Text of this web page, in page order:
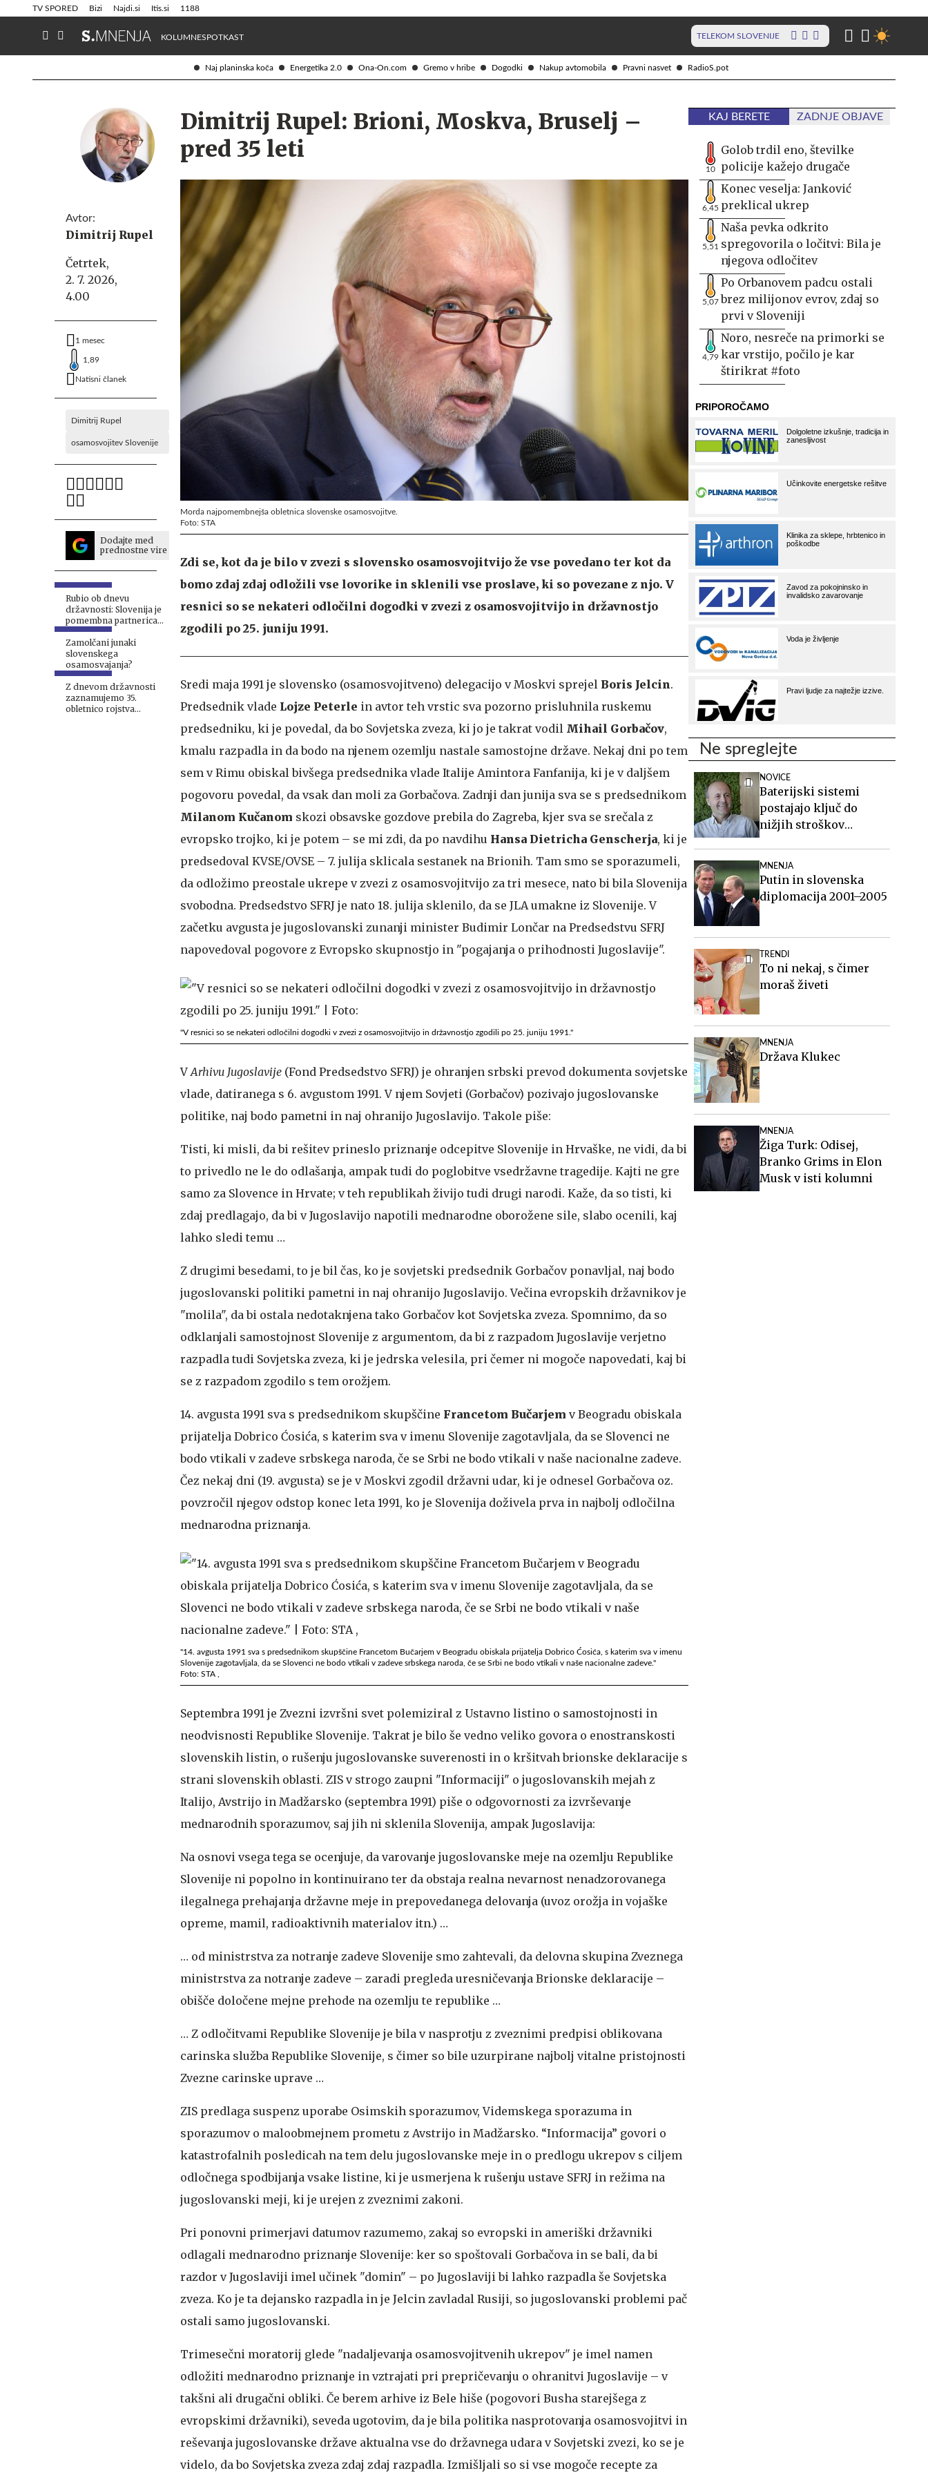
Naj planinska koča Energetika 2.0 Ona-On.com Gremo v hribe Dogodki Nakup avtomobila Pravni nasvet RadioS.pot
TV SPORED Bizi Najdi.si Itis.si 1188
KOLUMNESPOTKAST TELEKOM SLOVENIJE
Info in obvestila Tehnik
Avtor:
Dimitrij Rupel
Četrtek,
2. 7. 2026,
4.00
1 mesec
1,89
Natisni članek
Dimitrij Rupel
osamosvojitev Slovenije
Dodajte med
prednostne vire
Rubio ob dnevu
državnosti: Slovenija je
pomembna partnerica
ZDA
Zamolčani junaki
slovenskega
osamosvajanja?
Z dnevom državnosti
zaznamujemo 35.
obletnico rojstva
Dimitrij Rupel: Brioni, Moskva, Bruselj –
pred 35 leti
Morda najpomembnejša obletnica slovenske osamosvojitve.
Foto: STA
Zdi se, kot da je bilo v zvezi s slovensko osamosvojitvijo že vse povedano ter kot da
bomo zdaj zdaj odložili vse lovorike in sklenili vse proslave, ki so povezane z njo. V
resnici so se nekateri odločilni dogodki v zvezi z osamosvojitvijo in državnostjo
zgodili po 25. juniju 1991.
Sredi maja 1991 je slovensko (osamosvojitveno) delegacijo v Moskvi sprejel Boris Jelcin.
Predsednik vlade Lojze Peterle in avtor teh vrstic sva pozorno prisluhnila ruskemu
predsedniku, ki je povedal, da bo Sovjetska zveza, ki jo je takrat vodil Mihail Gorbačov,
kmalu razpadla in da bodo na njenem ozemlju nastale samostojne države. Nekaj dni po tem
sem v Rimu obiskal bivšega predsednika vlade Italije Amintora Fanfanija, ki je v daljšem
pogovoru povedal, da vsak dan moli za Gorbačova. Zadnji dan junija sva se s predsednikom
Milanom Kučanom skozi obsavske gozdove prebila do Zagreba, kjer sva se srečala z
evropsko trojko, ki je potem – se mi zdi, da po navdihu Hansa Dietricha Genscherja, ki je
predsedoval KVSE/OVSE – 7. julija sklicala sestanek na Brionih. Tam smo se sporazumeli,
da odložimo preostale ukrepe v zvezi z osamosvojitvijo za tri mesece, nato bi bila Slovenija
svobodna. Predsedstvo SFRJ je nato 18. julija sklenilo, da se JLA umakne iz Slovenije. V
začetku avgusta je jugoslovanski zunanji minister Budimir Lončar na Predsedstvu SFRJ
napovedoval pogovore z Evropsko skupnostjo in "pogajanja o prihodnosti Jugoslavije".
"V resnici so se nekateri odločilni dogodki v zvezi z osamosvojitvijo in državnostjo zgodili po 25. juniju 1991."
V Arhivu Jugoslavije (Fond Predsedstvo SFRJ) je ohranjen srbski prevod dokumenta sovjetske
vlade, datiranega s 6. avgustom 1991. V njem Sovjeti (Gorbačov) pozivajo jugoslovanske
politike, naj bodo pametni in naj ohranijo Jugoslavijo. Takole piše:
Tisti, ki misli, da bi rešitev prineslo priznanje odcepitve Slovenije in Hrvaške, ne vidi, da bi
to privedlo ne le do odlašanja, ampak tudi do poglobitve vsedržavne tragedije. Kajti ne gre
samo za Slovence in Hrvate; v teh republikah živijo tudi drugi narodi. Kaže, da so tisti, ki
zdaj predlagajo, da bi v Jugoslavijo napotili mednarodne oborožene sile, slabo ocenili, kaj
lahko sledi temu …
Z drugimi besedami, to je bil čas, ko je sovjetski predsednik Gorbačov ponavljal, naj bodo
jugoslovanski politiki pametni in naj ohranijo Jugoslavijo. Večina evropskih državnikov je
"molila", da bi ostala nedotaknjena tako Gorbačov kot Sovjetska zveza. Spomnimo, da so
odklanjali samostojnost Slovenije z argumentom, da bi z razpadom Jugoslavije verjetno
razpadla tudi Sovjetska zveza, ki je jedrska velesila, pri čemer ni mogoče napovedati, kaj bi
se z razpadom zgodilo s tem orožjem.
14. avgusta 1991 sva s predsednikom skupščine Francetom Bučarjem v Beogradu obiskala
prijatelja Dobrico Ćosića, s katerim sva v imenu Slovenije zagotavljala, da se Slovenci ne
bodo vtikali v zadeve srbskega naroda, če se Srbi ne bodo vtikali v naše nacionalne zadeve.
Čez nekaj dni (19. avgusta) se je v Moskvi zgodil državni udar, ki je odnesel Gorbačova oz.
povzročil njegov odstop konec leta 1991, ko je Slovenija doživela prva in najbolj odločilna
mednarodna priznanja.
"14. avgusta 1991 sva s predsednikom skupščine Francetom Bučarjem v Beogradu obiskala prijatelja Dobrico Ćosića, s katerim sva v imenu
Slovenije zagotavljala, da se Slovenci ne bodo vtikali v zadeve srbskega naroda, če se Srbi ne bodo vtikali v naše nacionalne zadeve."
Foto: STA ,
Septembra 1991 je Zvezni izvršni svet polemiziral z Ustavno listino o samostojnosti in
neodvisnosti Republike Slovenije. Takrat je bilo še vedno veliko govora o enostranskosti
slovenskih listin, o rušenju jugoslovanske suverenosti in o kršitvah brionske deklaracije s
strani slovenskih oblasti. ZIS v strogo zaupni "Informaciji" o jugoslovanskih mejah z
Italijo, Avstrijo in Madžarsko (septembra 1991) piše o odgovornosti za izvrševanje
mednarodnih sporazumov, saj jih ni sklenila Slovenija, ampak Jugoslavija:
Na osnovi vsega tega se ocenjuje, da varovanje jugoslovanske meje na ozemlju Republike
Slovenije ni popolno in kontinuirano ter da obstaja realna nevarnost nenadzorovanega
ilegalnega prehajanja državne meje in prepovedanega delovanja (uvoz orožja in vojaške
opreme, mamil, radioaktivnih materialov itn.) …
… od ministrstva za notranje zadeve Slovenije smo zahtevali, da delovna skupina Zveznega
ministrstva za notranje zadeve – zaradi pregleda uresničevanja Brionske deklaracije –
obišče določene mejne prehode na ozemlju te republike …
… Z odločitvami Republike Slovenije je bila v nasprotju z zveznimi predpisi oblikovana
carinska služba Republike Slovenije, s čimer so bile uzurpirane najbolj vitalne pristojnosti
Zvezne carinske uprave …
ZIS predlaga suspenz uporabe Osimskih sporazumov, Videmskega sporazuma in
sporazumov o maloobmejnem prometu z Avstrijo in Madžarsko. “Informacija” govori o
katastrofalnih posledicah na tem delu jugoslovanske meje in o predlogu ukrepov s ciljem
odločnega spodbijanja vsake listine, ki je usmerjena k rušenju ustave SFRJ in režima na
jugoslovanski meji, ki je urejen z zveznimi zakoni.
Pri ponovni primerjavi datumov razumemo, zakaj so evropski in ameriški državniki
odlagali mednarodno priznanje Slovenije: ker so spoštovali Gorbačova in se bali, da bi
razdor v Jugoslaviji imel učinek "domin" – po Jugoslaviji bi lahko razpadla še Sovjetska
zveza. Ko je ta dejansko razpadla in je Jelcin zavladal Rusiji, so jugoslovanski problemi pač
ostali samo jugoslovanski.
Trimesečni moratorij glede "nadaljevanja osamosvojitvenih ukrepov" je imel namen
odložiti mednarodno priznanje in vztrajati pri prepričevanju o ohranitvi Jugoslavije – v
takšni ali drugačni obliki. Če berem arhive iz Bele hiše (pogovori Busha starejšega z
evropskimi državniki), seveda ugotovim, da je bila politika nasprotovanja osamosvojitvi in
reševanja jugoslovanske države aktualna vse do državnega udara v Sovjetski zvezi, ko se je
videlo, da bo Sovjetska zveza zdaj zdaj razpadla. Izmišljali so si vse mogoče recepte za
KAJ BERETE ZADNJE OBJAVE
10
Golob trdil eno, številke
policije kažejo drugače
6,45
Konec veselja: Janković
preklical ukrep
5,51
Naša pevka odkrito
spregovorila o ločitvi: Bila je
njegova odločitev
5,07
Po Orbanovem padcu ostali
brez milijonov evrov, zdaj so
prvi v Sloveniji
4,79
Noro, nesreče na primorki se
kar vrstijo, počilo je kar
štirikrat #foto
Ne spreglejte
NOVICE
Baterijski sistemi
postajajo ključ do
nižjih stroškov
MNENJA
Putin in slovenska
diplomacija 2001–2005
TRENDI
To ni nekaj, s čimer
moraš živeti
MNENJA
Država Klukec
MNENJA
Žiga Turk: Odisej,
Branko Grims in Elon
Musk v isti kolumni